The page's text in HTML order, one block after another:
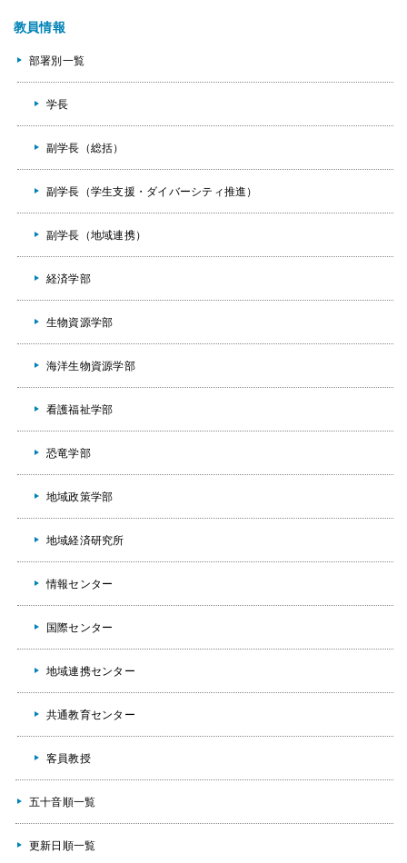
教員情報
部署別一覧
学長
副学長（総括）
副学長（学生支援・ダイバーシティ推進）
副学長（地域連携）
経済学部
生物資源学部
海洋生物資源学部
看護福祉学部
恐竜学部
地域政策学部
地域経済研究所
情報センター
国際センター
地域連携センター
共通教育センター
客員教授
五十音順一覧
更新日順一覧